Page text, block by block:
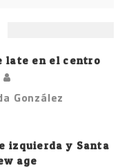
late en el centro
González
izquierda y Santa
age